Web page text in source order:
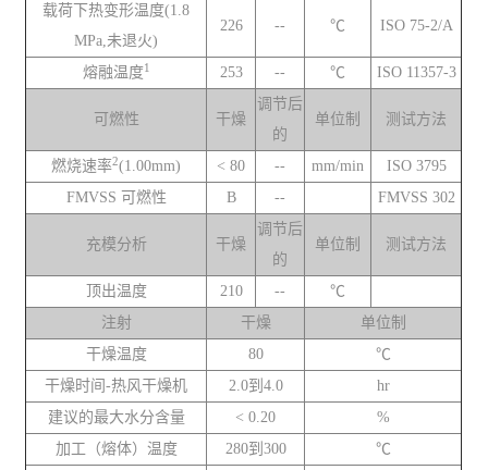
载荷下热变形温度(1.8
MPa,未退火)
226 -- ℃ ISO 75-2/A
熔融温度1 253 -- ℃ ISO 11357-3
可燃性 干燥
调节后
的
单位制 测试方法
燃烧速率2(1.00mm) < 80 -- mm/min
ISO 3795
FMVSS 可燃性
B -- FMVSS 302
充模分析 干燥
调节后
的
单位制 测试方法
顶出温度 210 --
℃
注射
干燥
单位制
干燥温度
80
℃
干燥时间-热风干燥机
2.0到4.0
hr
建议的最大水分含量
< 0.20
%
加工（熔体）温度
280到300
℃